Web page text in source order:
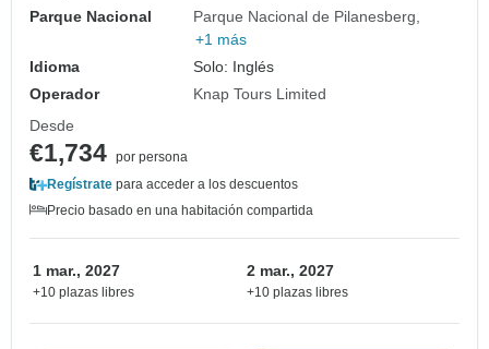
Parque Nacional
Parque Nacional de Pilanesberg
+1 más
Idioma
Solo: Inglés
Operador
Knap Tours Limited
Desde
€1,734 por persona
Regístrate para acceder a los descuentos
Precio basado en una habitación compartida
1 mar., 2027
+10 plazas libres
2 mar., 2027
+10 plazas libres